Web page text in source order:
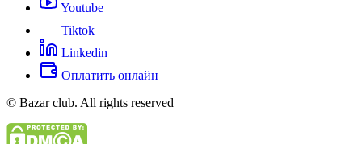
Youtube
Tiktok
Linkedin
Оплатить онлайн
© Bazar club. All rights reserved